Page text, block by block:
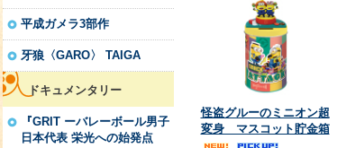
平成ガメラ3部作
牙狼〈GARO〉 TAIGA
ドキュメンタリー
『GRIT ーバレーボール男子
日本代表 栄光への始発点
怪盗グルーのミニオン超
変身 マスコット貯金箱